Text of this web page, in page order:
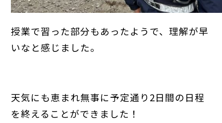
授業で習った部分もあったようで、理解が早
いなと感じました。
天気にも恵まれ無事に予定通り2日間の日程
を終えることができました！